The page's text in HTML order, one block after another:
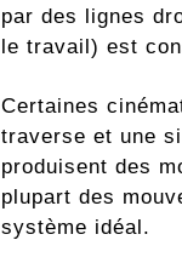
par des lignes
le travail) est
Certaines
traverse et une
produisent des
plupart des
système idéal.